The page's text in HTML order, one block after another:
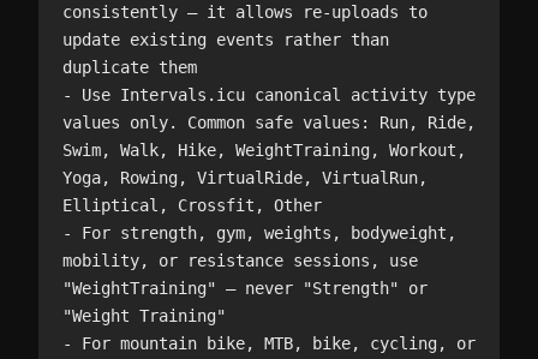
consistently — it allows re-uploads to
update existing events rather than
duplicate them
- Use Intervals.icu canonical activity type
values only. Common safe values: Run, Ride,
Swim, Walk, Hike, WeightTraining, Workout,
Yoga, Rowing, VirtualRide, VirtualRun,
Elliptical, Crossfit, Other
- For strength, gym, weights, bodyweight,
mobility, or resistance sessions, use
"WeightTraining" — never "Strength" or
"Weight Training"
- For mountain bike, MTB, bike, cycling, or